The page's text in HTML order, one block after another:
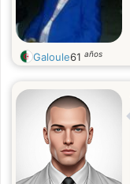
Galoule61 años